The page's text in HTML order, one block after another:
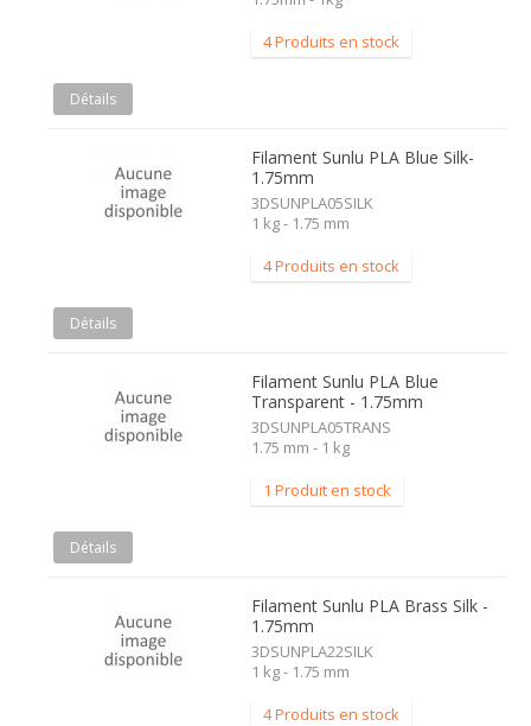
4 Produits en stock
Détails
Filament Sunlu PLA Blue Silk-
1.75mm
3DSUNPLA05SILK
1 kg - 1.75 mm
4 Produits en stock
Détails
Filament Sunlu PLA Blue
Transparent - 1.75mm
3DSUNPLA05TRANS
1.75 mm - 1 kg
1 Produit en stock
Détails
Filament Sunlu PLA Brass Silk -
1.75mm
3DSUNPLA22SILK
1 kg - 1.75 mm
4 Produits en stock